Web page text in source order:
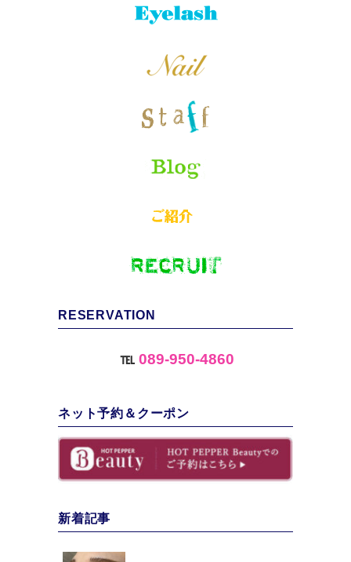
RESERVATION
℡ 089-950-4860
ネット予約＆クーポン
新着記事